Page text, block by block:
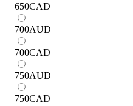
650CAD
700AUD
700CAD
750AUD
750CAD